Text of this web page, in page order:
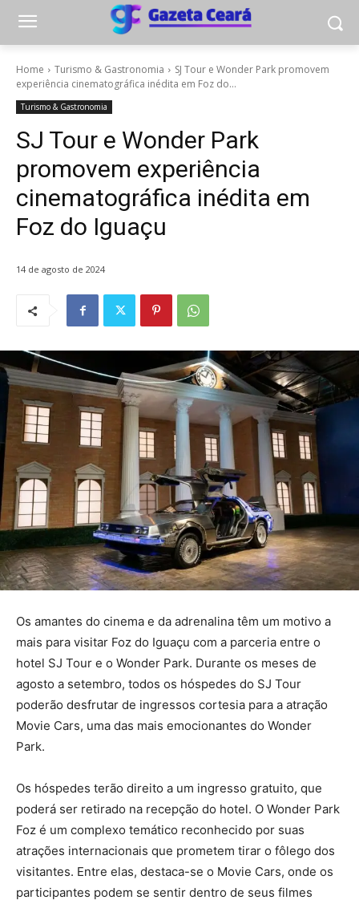
Home Turismo & Gastronomia
SJ Tour e Wonder Park promovem
experiência cinematográfica inédita em Foz do...
Turismo & Gastronomia
SJ Tour e Wonder Park
promovem experiência
cinematográfica inédita em
Foz do Iguaçu
14 de agosto de 2024
Os amantes do cinema e da adrenalina têm um motivo a
mais para visitar Foz do Iguaçu com a parceria entre o
hotel SJ Tour e o Wonder Park. Durante os meses de
agosto a setembro, todos os hóspedes do SJ Tour
poderão desfrutar de ingressos cortesia para a atração
Movie Cars, uma das mais emocionantes do Wonder
Park.
Os hóspedes terão direito a um ingresso gratuito, que
poderá ser retirado na recepção do hotel. O Wonder Park
Foz é um complexo temático reconhecido por suas
atrações internacionais que prometem tirar o fôlego dos
visitantes. Entre elas, destaca-se o Movie Cars, onde os
participantes podem se sentir dentro de seus filmes